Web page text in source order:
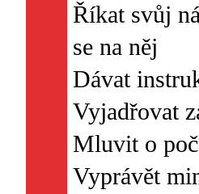
Říkat svůj
se na něj
Dávat
Vyjadřovat
Mluvit o
Vyprávět